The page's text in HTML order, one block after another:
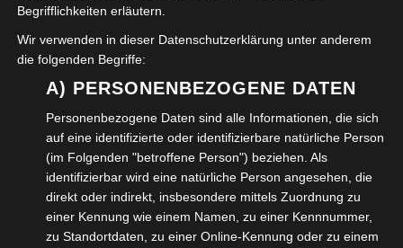
Wolfenbüttel
22. AUGUST 2024
CHRISTIANA FULDE
KOMMENTAR SCHREIBEN
Mitten im Herzen der Stadt, auf dem Stadtmarkt
Wolfenbüttel, steht seit 1904 das Herzog August
Denkmal. Hier haben wir uns…
WEITERLESEN →
Begrifflichkeiten erläutern.
Wir verwenden in dieser Datenschutzerklärung unter anderem
die folgenden Begriffe:
A) PERSONENBEZOGENE DATEN
Personenbezogene Daten sind alle Informationen, die sich
auf eine identifizierte oder identifizierbare natürliche Person
(im Folgenden "betroffene Person") beziehen. Als
identifizierbar wird eine natürliche Person angesehen, die
direkt oder indirekt, insbesondere mittels Zuordnung zu
einer Kennung wie einem Namen, zu einer Kennnummer,
zu Standortdaten, zu einer Online-Kennung oder zu einem